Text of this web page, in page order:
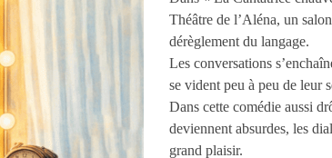
Théâtre de l’Aléna, un
dérèglement du langage.
Les conversations
se vident peu à peu de leur
Dans cette comédie aussi
deviennent absurdes, les
grand plaisir.